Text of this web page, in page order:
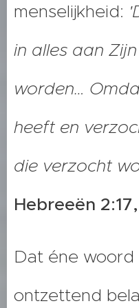
menselijkheid:
in alles aan
worden…
heeft en
die verzocht
Hebreeën
Dat éne woord
ontzettend